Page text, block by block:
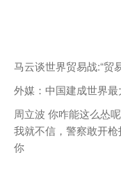
马云谈世界贸易战:“贸
外媒：中国建成世界
周立波 你咋能这么怂
我就不信，警察敢开枪
你